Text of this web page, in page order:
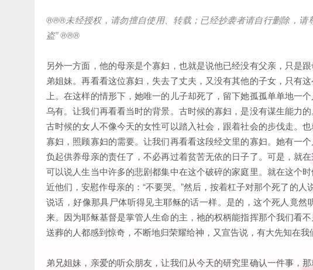
®®®未经授权，请勿擅自使用、转载；已经抄袭者请自行删除，请
盗” ®®®
另外一方面，他的母亲是个寡妇，也就是说他已经没有父亲，只是
弟姐妹。再看看这位寡妇，失去了丈夫，又没有其他的子女，只有
上。在这样的情形下，她唯一的儿子却死了，留下她孤孤单单地一
乌有。让我们再看看当时的背景。古时候的寡妇，是没有谋生能力
古时候的女人不像今天的女性可以踏入社会，跟着社会的步伐走。
寡妇，照顾寡妇的需要。让我们再看看这段经文里的寡妇。她有一
负起供养母亲的责任了，不必再过着贫苦无依的日子了。可是，就
可以说人生当中许多的悲剧都集中在这个破碎的家庭里。就在这个
近他们，安慰作母亲的：“不要哭。”然后，按着杠子对那个死了的
说话，好像那具尸体听得见主耶稣的话一样。是的，这个死人竟
来。因为耶稣基督是掌管人生命的主，祂的权柄能指挥那个我们看
送葬的人都感到惊奇，不断地归荣耀给神，又宣告说，有大先知在我
弟兄姐妹，亲爱的听众朋友，让我们从今天的研究里确认一件事，